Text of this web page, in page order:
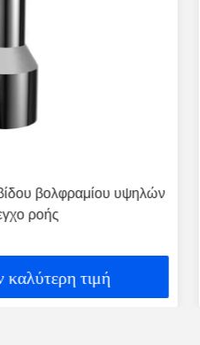
βολφραμίου υψηλών
ροής
καλύτερη τιμή